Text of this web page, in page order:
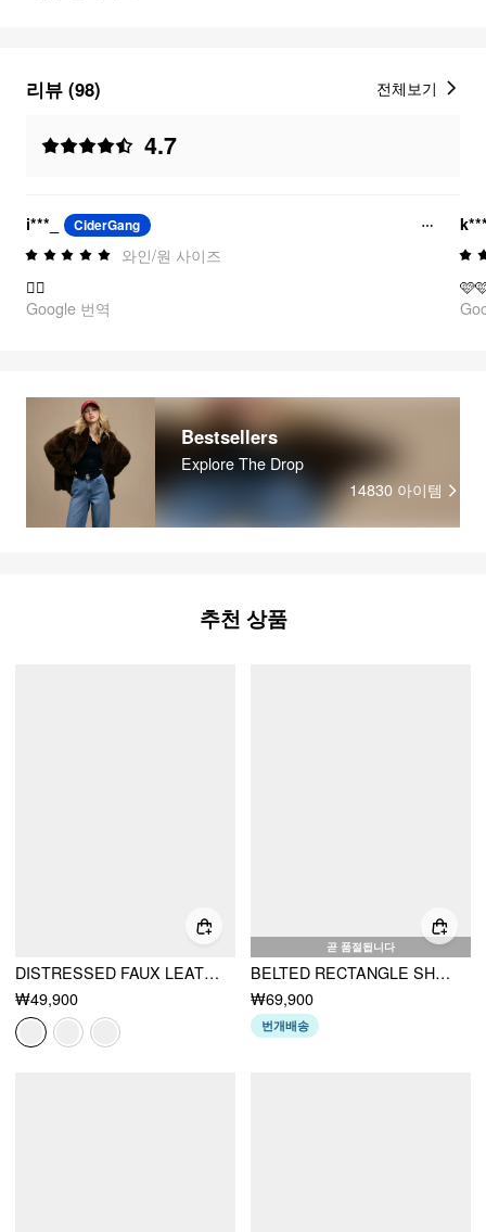
리뷰 (98)
4.7
전체보기
i***_ CiderGang
와인/원 사이즈
❤️‍🔥
Google 번역
Bestsellers
Explore The Drop
14830 아이템
추천 상품
DISTRESSED FAUX LEATHER TOTE BAG
₩49,900
곧 품절됩니다
BELTED RECTANGLE SHOULDER BAG
₩69,900
번개배송